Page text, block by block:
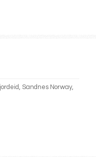
Sandnes Norway,